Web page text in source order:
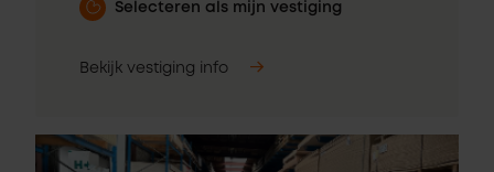
Selecteren als mijn vestiging
Bekijk vestiging info